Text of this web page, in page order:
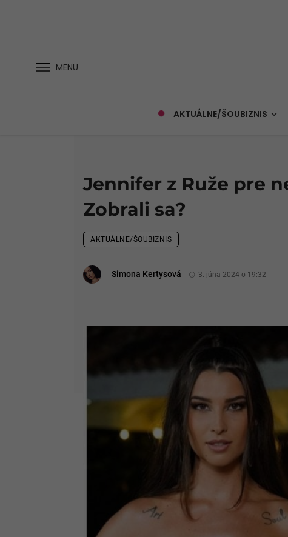
MENU
AKTUÁLNE/ŠOUBIZNIS
Jennifer z Ruže pre
Zobrali sa?
AKTUÁLNE/ŠOUBIZNIS
Simona Kertysová 3. júna 2024 o 19:32